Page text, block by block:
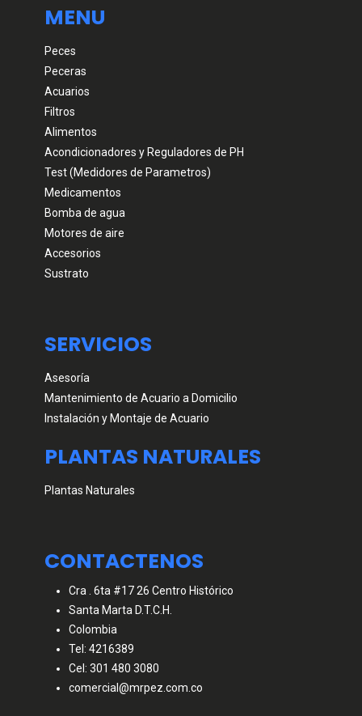
MENU
Peces
Peceras
Acuarios
Filtros
Alimentos
Acondicionadores y Reguladores de PH
Test (Medidores de Parametros)
Medicamentos
Bomba de agua
Motores de aire
Accesorios
Sustrato
SERVICIOS
Asesoría
Mantenimiento de Acuario a Domicilio
Instalación y Montaje de Acuario
PLANTAS NATURALES
Plantas Naturales
CONTACTENOS
Cra . 6ta #17 26 Centro Histórico
Santa Marta D.T.C.H.
Colombia
Tel: 4216389
Cel: 301 480 3080
comercial@mrpez.com.co